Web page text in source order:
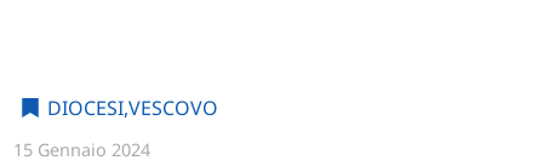
DIOCESI,VESCOVO
15 Gennaio 2024